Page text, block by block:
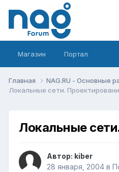
Магазин Портал
Главная NAG.RU - Основные
Локальные сети.
Локальные
Автор: kiber
28 января, 2004 в